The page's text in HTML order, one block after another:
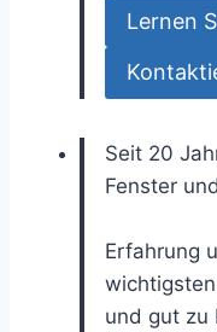
Lernen
Seit 20
Fenster
Erfahrung
und gut zu